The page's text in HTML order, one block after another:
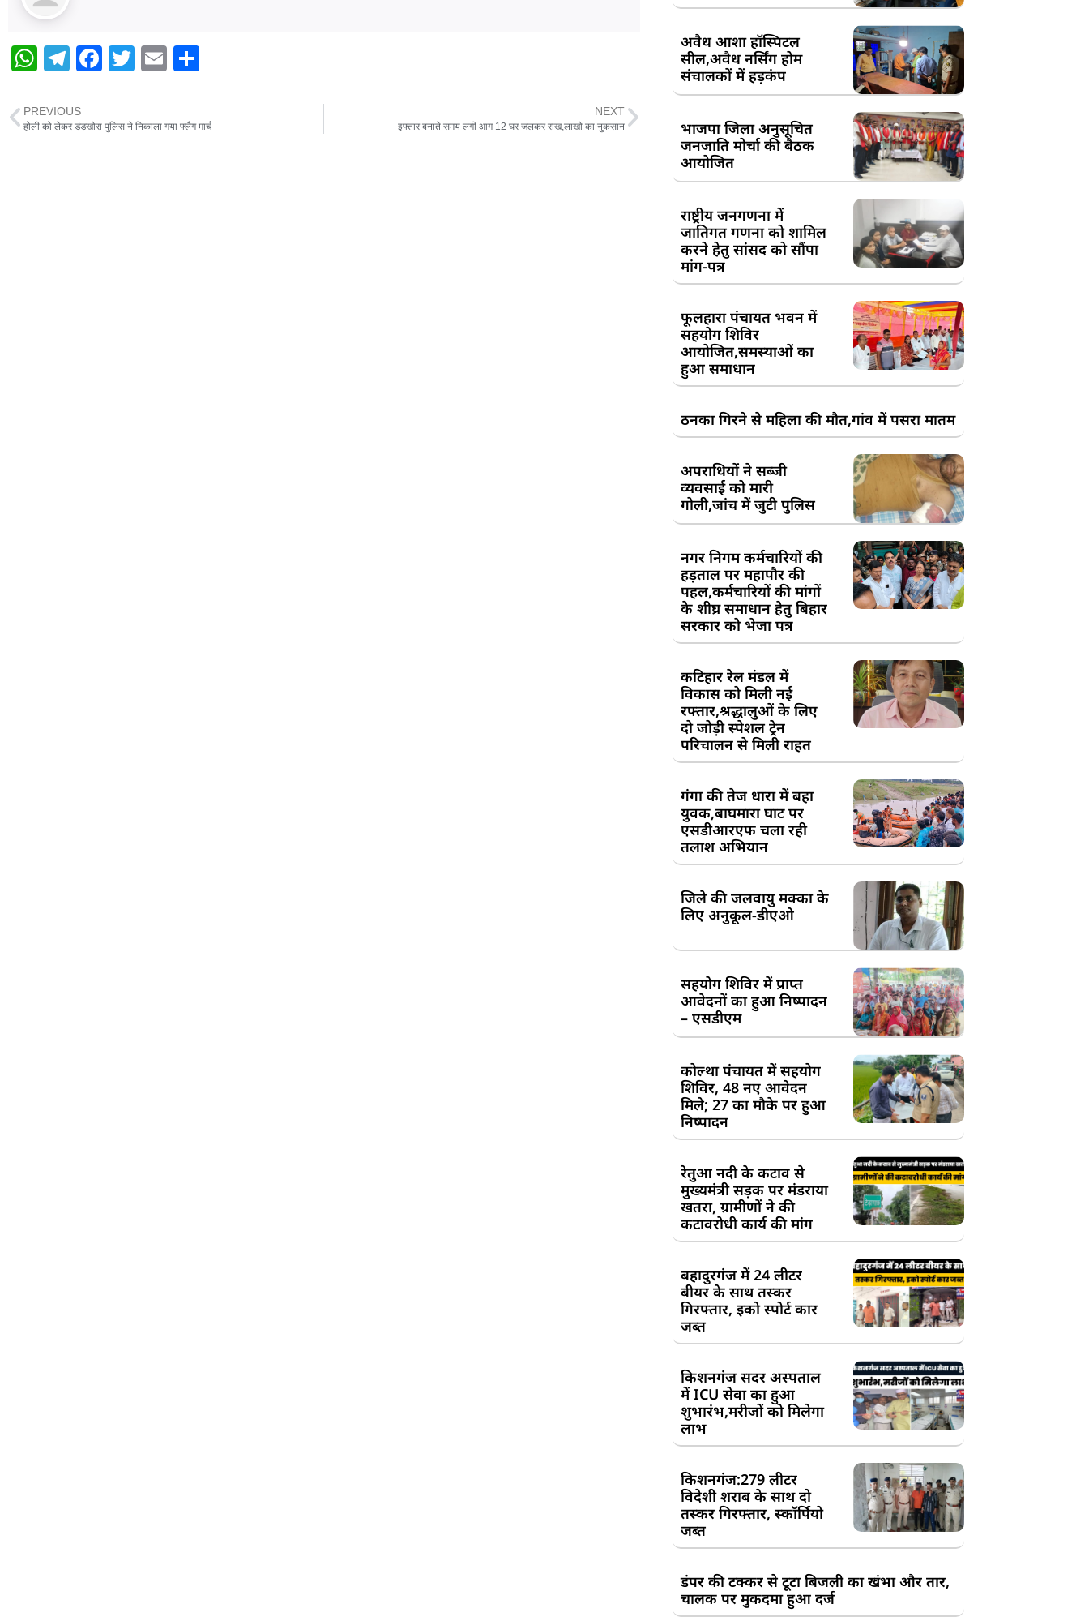
W
h
at
s
T
el
e
g
F
a
e
T
w
er
E
m
l e
PREVIOUS
होली को लेकर डंडखोरा पुलिस ने निकाला गया फ्लैग मार्च
NEXT
इफ्तार बनाते समय लगी आग 12 घर जलकर राख,लाखो का नुकसान
अवैध आशा हॉस्पिटल
सील,अवैध नर्सिंग होम
संचालकों में हड़कंप
भाजपा जिला अनुसूचित
जनजाति मोर्चा की बैठक
आयोजित
राष्ट्रीय जनगणना में
जातिगत गणना को शामिल
करने हेतु सांसद को सौंपा
मांग-पत्र
फूलहारा पंचायत भवन में
सहयोग शिविर
आयोजित,समस्याओं का
हुआ समाधान
ठनका गिरने से महिला की मौत,गांव में पसरा मातम
अपराधियों ने सब्जी
व्यवसाई को मारी
गोली,जांच में जुटी पुलिस
नगर निगम कर्मचारियों की
हड़ताल पर महापौर की
पहल,कर्मचारियों की मांगों
के शीघ्र समाधान हेतु बिहार
सरकार को भेजा पत्र
कटिहार रेल मंडल में
विकास को मिली नई
रफ्तार,श्रद्धालुओं के लिए
दो जोड़ी स्पेशल ट्रेन
परिचालन से मिली राहत
गंगा की तेज धारा में बहा
युवक,बाघमारा घाट पर
एसडीआरएफ चला रही
तलाश अभियान
जिले की जलवायु मक्का के
लिए अनुकूल-डीएओ
सहयोग शिविर में प्राप्त
आवेदनों का हुआ निष्पादन
– एसडीएम
कोल्था पंचायत में सहयोग
शिविर, 48 नए आवेदन
मिले; 27 का मौके पर हुआ
निष्पादन
रेतुआ नदी के कटाव से
मुख्यमंत्री सड़क पर मंडराया
खतरा, ग्रामीणों ने की
कटावरोधी कार्य की मांग
बहादुरगंज में 24 लीटर
बीयर के साथ तस्कर
गिरफ्तार, इको स्पोर्ट कार
जब्त
किशनगंज सदर अस्पताल
में ICU सेवा का हुआ
शुभारंभ,मरीजों को मिलेगा
लाभ
किशनगंज:279 लीटर
विदेशी शराब के साथ दो
तस्कर गिरफ्तार, स्कॉर्पियो
जब्त
डंपर की टक्कर से टूटा बिजली का खंभा और तार,
चालक पर मुकदमा हुआ दर्ज